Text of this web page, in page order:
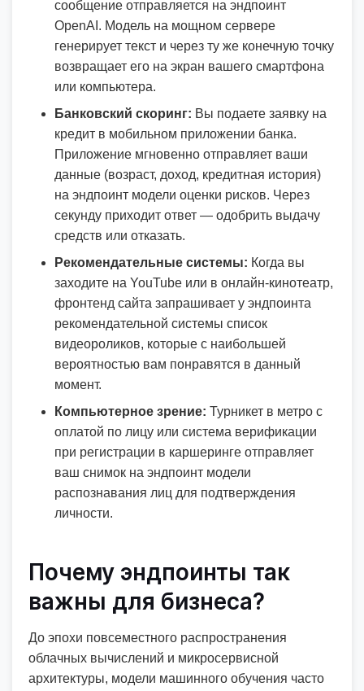
сообщение отправляется на эндпоинт
OpenAI. Модель на мощном сервере
генерирует текст и через ту же конечную точку
возвращает его на экран вашего смартфона
или компьютера.
Банковский скоринг: Вы подаете заявку на
кредит в мобильном приложении банка.
Приложение мгновенно отправляет ваши
данные (возраст, доход, кредитная история)
на эндпоинт модели оценки рисков. Через
секунду приходит ответ — одобрить выдачу
средств или отказать.
Рекомендательные системы: Когда вы
заходите на YouTube или в онлайн-кинотеатр,
фронтенд сайта запрашивает у эндпоинта
рекомендательной системы список
видеороликов, которые с наибольшей
вероятностью вам понравятся в данный
момент.
Компьютерное зрение: Турникет в метро с
оплатой по лицу или система верификации
при регистрации в каршеринге отправляет
ваш снимок на эндпоинт модели
распознавания лиц для подтверждения
личности.
Почему эндпоинты так
важны для бизнеса?
До эпохи повсеместного распространения
облачных вычислений и микросервисной
архитектуры, модели машинного обучения часто